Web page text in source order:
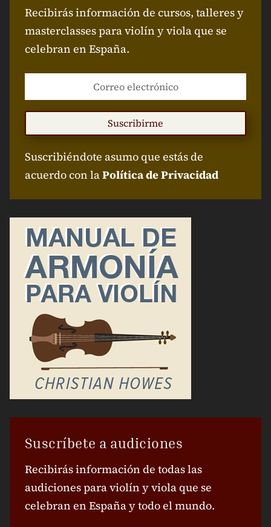
Recibirás información de cursos, talleres y
masterclasses para violín y viola que se
celebran en España.
Suscribirme
Suscribiéndote asumo que estás de
acuerdo con laPolítica de Privacidad
Suscríbete a audiciones
Recibirás información de todas las
audiciones para violín y viola que se
celebran en España y todo el mundo.